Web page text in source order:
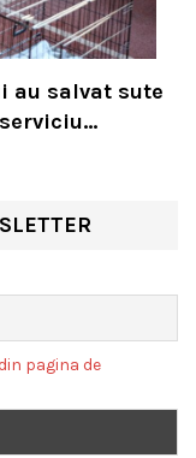
au salvat sute
pagina de